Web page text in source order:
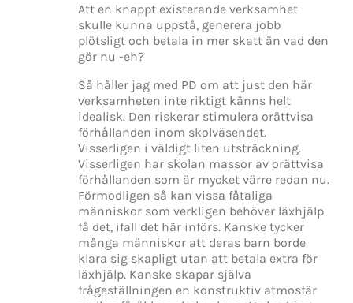
Att en knappt existerande verksamhet
skulle kunna uppstå, generera jobb
plötsligt och betala in mer skatt än vad den
gör nu -eh?
Så håller jag med PD om att just den här
verksamheten inte riktigt känns helt
idealisk. Den riskerar stimulera orättvisa
förhållanden inom skolväsendet.
Visserligen i väldigt liten utsträckning.
Visserligen har skolan massor av orättvisa
förhållanden som är mycket värre redan nu.
Förmodligen så kan vissa fåtaliga
människor som verkligen behöver läxhjälp
få det, ifall det här införs. Kanske tycker
många människor att deras barn borde
klara sig skapligt utan att betala extra för
läxhjälp. Kanske skapar själva
frågeställningen en konstruktiv atmosfär